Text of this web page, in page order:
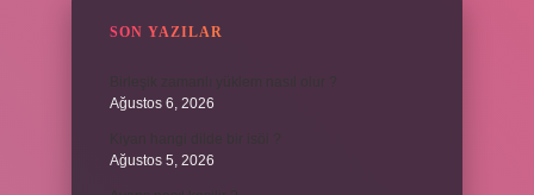
SON YAZILAR
Ağustos 6, 2026
Ağustos 5, 2026